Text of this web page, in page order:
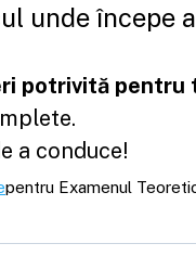
unde începe
potrivită pentru
a conduce!
pentru Examenul